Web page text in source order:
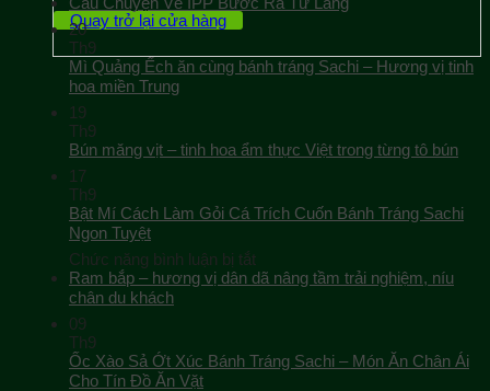
Quay trở lại cửa hàng
20
Th9
Mì Quảng Ếch ăn cùng bánh tráng Sachi – Hương vị tinh
hoa miền Trung
19
Th9
Bún măng vịt – tinh hoa ẩm thực Việt trong từng tô bún
17
Th9
Bật Mí Cách Làm Gỏi Cá Trích Cuốn Bánh Tráng Sachi
Ngon Tuyệt
Chức năng bình luận bị tắtở
Bật
Gỏi
Cá
Ram bắp – hương vị dân dã nâng tầm trải nghiệm, níu
chân du khách
09
Th9
Ốc Xào Sả Ớt Xúc Bánh Tráng Sachi – Món Ăn Chân Ái
Cho Tín Đồ Ăn Vặt